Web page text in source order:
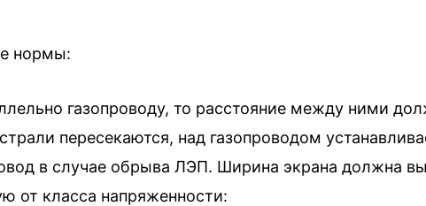
нормы:
газопроводу, то расстояние между ними
пересекаются, над газопроводом
в случае обрыва ЛЭП. Ширина экрана должна
от класса напряженности: